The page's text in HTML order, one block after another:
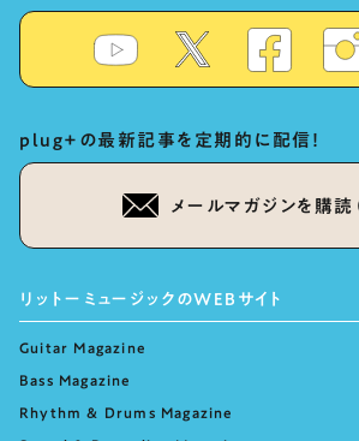
plug+の最新記事を定期的に配信！
メールマガジンを購読
リットーミュージックのWEBサイト
Guitar Magazine
Bass Magazine
Rhythm & Drums Magazine